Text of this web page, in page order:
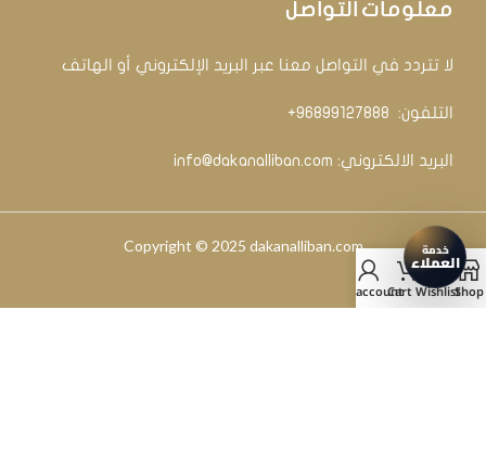
معلومات التواصل
لا تتردد في التواصل معنا عبر البريد الإلكتروني أو الهاتف
التلفون: ‏ 96899127888+
البريد الالكتروني: info@dakanalliban.com
Copyright © 2025 dakanalliban.com
Shop
Wishlist
Cart
My account